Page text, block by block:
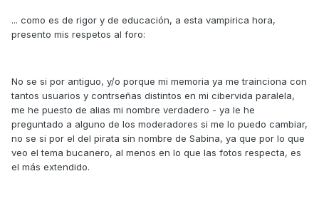
... como es de rigor y de educación, a esta vampirica hora,
presento mis respetos al foro:
No se si por antiguo, y/o porque mi memoria ya me trainciona con
tantos usuarios y contrseñas distintos en mi cibervida paralela,
me he puesto de alias mi nombre verdadero - ya le he
preguntado a alguno de los moderadores si me lo puedo cambiar,
no se si por el del pirata sin nombre de Sabina, ya que por lo que
veo el tema bucanero, al menos en lo que las fotos respecta, es
el más extendido.